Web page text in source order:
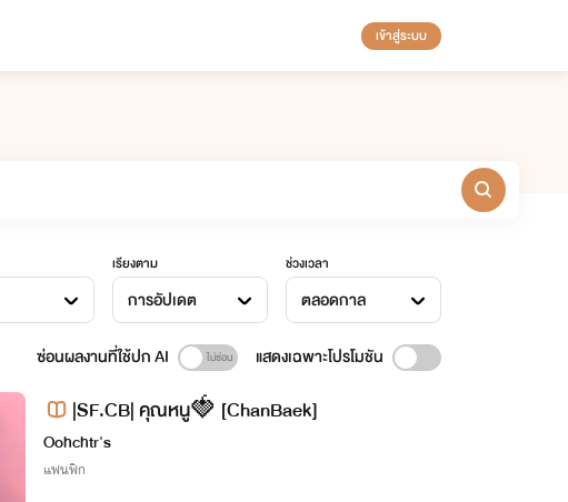
เข้าสู่ระบบ
เรียงตาม
การอัปเดต
ช่วงเวลา
ตลอดกาล
ซ่อนผลงานที่ใช้ปก AI แสดงเฉพาะโปรโมชัน
|SF.CB| คุณหนู🍓 [ChanBaek]
Oohchtr's
แฟนฟิก